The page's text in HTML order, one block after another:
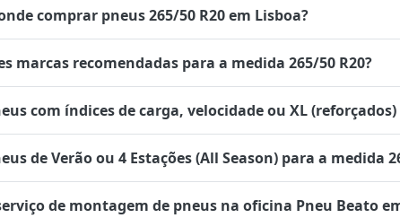
comprar pneus 265/50 R20 em Lisboa?
marcas recomendadas para a medida 265/50 R20?
com índices de carga, velocidade ou XL
de Verão ou 4 Estações (All Season) para a medida
de montagem de pneus na oficina Pneu Beato